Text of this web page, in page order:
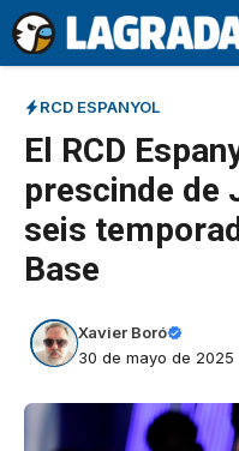
Saltar
al
contenido
RCD ESPANYOL
El RCD
prescinde de
seis
Base
Xavier Boró
30 de mayo de 2025